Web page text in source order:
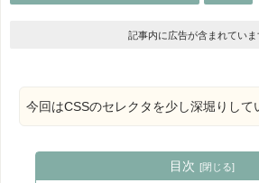
記事内に広告が含まれていま
今回はCSSのセレクタを少し深堀りして
目次